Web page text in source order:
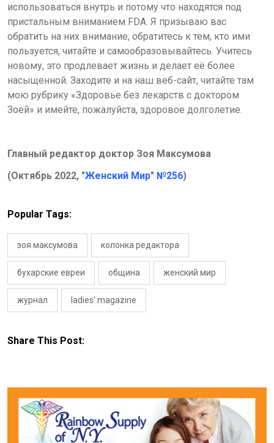
использоваться внутрь и потому что находятся под
пристальным вниманием FDA. Я призываю вас
обратить на них внимание, обратитесь к тем, кто ими
пользуется, читайте и самообразовывайтесь. Учитесь
новому, это продлевает жизнь и делает её более
насыщенной. Заходите и на наш веб-сайт, читайте там
мою рубрику «Здоровье без лекарств с доктором
Зоей» и имейте, пожалуйста, здоровое долголетие.
Главный редактор доктор Зоя Максумова
(Октябрь 2022, "Женский Мир" №256)
Popular Tags:
зоя максумова колонка редактора
бухарские евреи община женский мир
журнал ladies' magazine
Share This Post: